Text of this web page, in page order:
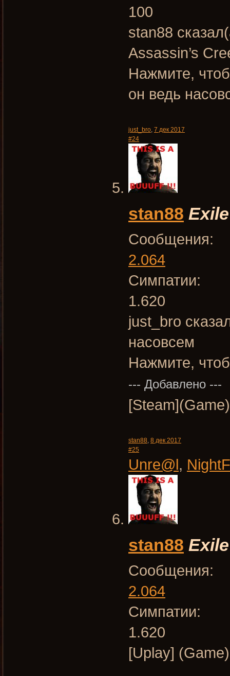
100
stan88
Assassin’s
Нажмите,
он ведь
just_bro, 7 дек 2017
#24
stan88 Exile
Сообщения:
2.064
Симпатии:
1.620
just_bro
насовсем
Нажмите,
--- Добавлено ---
stan88, 8 дек 2017
#25
Unre@l,
stan88 Exile
Сообщения:
2.064
Симпатии:
1.620
[Uplay]